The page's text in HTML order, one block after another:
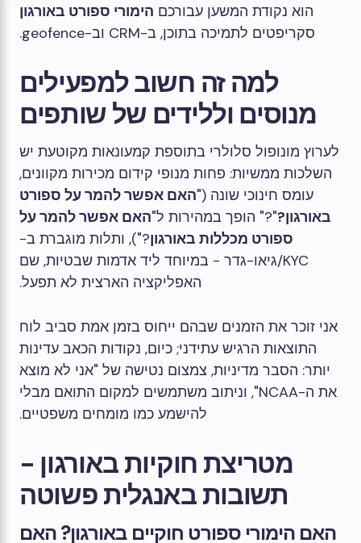
הוא נקודת המשען עבורכם הימורי ספורט באורגון
סקריפטים לתמיכה בתוכן, ב-CRM וב-geofence.
למה זה חשוב למפעילים
מנוסים וללידים של שותפים
לערוץ מונופול סלולרי בתוספת קמעונאות מקוטעת יש
השלכות ממשיות: פחות מנופי קידום מכירות מקוונים,
עומס חינוכי שונה ("האם אפשר להמר על ספורט
באורגון?"?" הופך במהירות ל"האם אפשר להמר על
ספורט מכללות באורגון?"), ותלות מוגברת ב-
KYC/גיאו-גדר - במיוחד ליד אדמות שבטיות, שם
האפליקציה הארצית לא תפעל.
אני זוכר את הזמנים שבהם ייחוס בזמן אמת סביב לוח
התוצאות הרגיש עתידני; כיום, נקודות הכאב עדינות
יותר: הסבר מדיניות, צמצום נטישה של "אני לא מוצא
את ה-NCAA", וניתוב משתמשים למקום התואם מבלי
להישמע כמו מומחים משפטיים.
מטריצת חוקיות באורגון -
תשובות באנגלית פשוטה
האם הימורי ספורט חוקיים באורגון? האם